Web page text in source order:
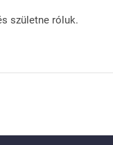
születne róluk.